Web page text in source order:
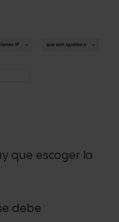
que escoger la
debe